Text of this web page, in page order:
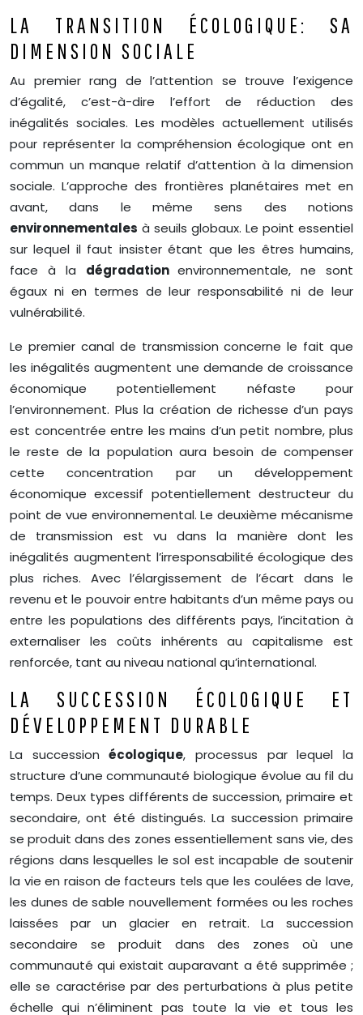
LA TRANSITION ÉCOLOGIQUE: SA
DIMENSION SOCIALE
Au premier rang de l’attention se trouve l’exigence
d’égalité, c’est-à-dire l’effort de réduction des
inégalités sociales. Les modèles actuellement utilisés
pour représenter la compréhension écologique ont en
commun un manque relatif d’attention à la dimension
sociale. L’approche des frontières planétaires met en
avant, dans le même sens des notions
environnementales à seuils globaux. Le point essentiel
sur lequel il faut insister étant que les êtres humains,
face à la dégradationenvironnementale, ne sont
égaux ni en termes de leur responsabilité ni de leur
vulnérabilité.
Le premier canal de transmission concerne le fait que
les inégalités augmentent une demande de croissance
économique potentiellement néfaste pour
l’environnement. Plus la création de richesse d’un pays
est concentrée entre les mains d’un petit nombre, plus
le reste de la population aura besoin de compenser
cette concentration par un développement
économique excessif potentiellement destructeur du
point de vue environnemental. Le deuxième mécanisme
de transmission est vu dans la manière dont les
inégalités augmentent l’irresponsabilité écologique des
plus riches. Avec l’élargissement de l’écart dans le
revenu et le pouvoir entre habitants d’un même pays ou
entre les populations des différents pays, l’incitation à
externaliser les coûts inhérents au capitalisme est
renforcée, tant au niveau national qu’international.
LA SUCCESSION ÉCOLOGIQUE ET
DÉVELOPPEMENT DURABLE
La successionécologique, processus par lequel la
structure d’une communauté biologique évolue au fil du
temps. Deux types différents de succession, primaire et
secondaire, ont été distingués. La succession primaire
se produit dans des zones essentiellement sans vie, des
régions dans lesquelles le sol est incapable de soutenir
la vie en raison de facteurs tels que les coulées de lave,
les dunes de sable nouvellement formées ou les roches
laissées par un glacier en retrait. La succession
secondaire se produit dans des zones où une
communauté qui existait auparavant a été supprimée ;
elle se caractérise par des perturbations à plus petite
échelle qui n’éliminent pas toute la vie et tous les